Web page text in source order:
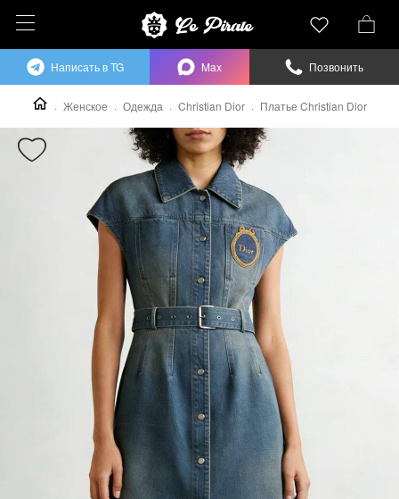
Женское Одежда Christian Dior Платье Christian Dior
Написать в TG Max Позвонить